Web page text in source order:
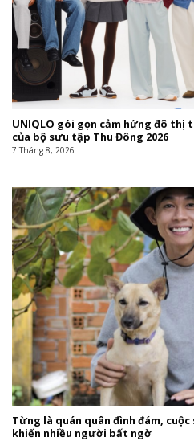
UNIQLO gói gọn cảm hứng đô
của bộ sưu tập Thu Đông 2026
7 Tháng 8, 2026
Từng là quán quân đình đám,
khiến nhiều người bất ngờ